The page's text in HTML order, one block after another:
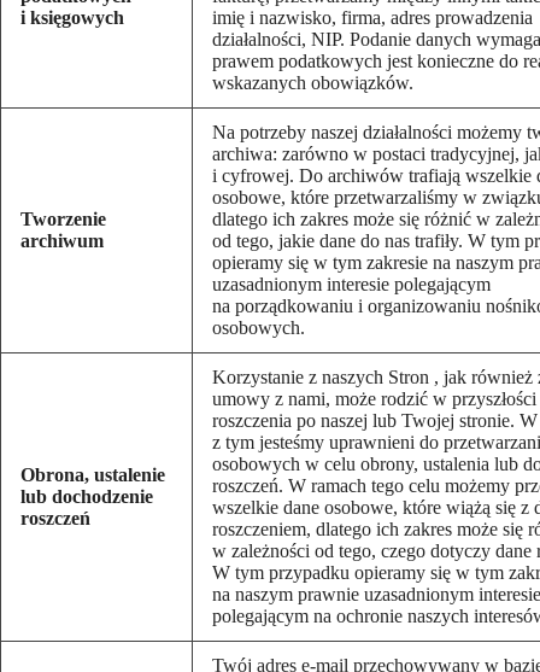
i księgowych
imię i nazwisko, firma, adres prowadzenia
działalności, NIP. Podanie danych
prawem podatkowych jest konieczne do
wskazanych obowiązków.
Tworzenie
archiwum
Na potrzeby naszej działalności możemy
archiwa: zarówno w postaci tradycyjnej,
i cyfrowej. Do archiwów trafiają wszelkie
osobowe, które przetwarzaliśmy w
dlatego ich zakres może się różnić w
od tego, jakie dane do nas trafiły. W tym
opieramy się w tym zakresie na naszym
uzasadnionym interesie polegającym
na porządkowaniu i organizowaniu
osobowych.
Obrona, ustalenie
lub dochodzenie
roszczeń
Korzystanie z naszych Stron , jak również
umowy z nami, może rodzić w
roszczenia po naszej lub Twojej stronie.
z tym jesteśmy uprawnieni do
osobowych w celu obrony, ustalenia lub
roszczeń. W ramach tego celu możemy
wszelkie dane osobowe, które wiążą się z
roszczeniem, dlatego ich zakres może się
w zależności od tego, czego dotyczy dane
W tym przypadku opieramy się w tym
na naszym prawnie uzasadnionym interesie
polegającym na ochronie naszych
Twój adres e-mail przechowywany w